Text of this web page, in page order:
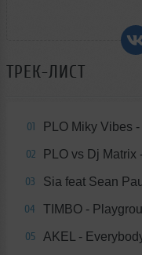
ТРЕК-ЛИСТ
01 PLO Miky Vibes
02 PLO vs Dj
03 Sia feat Sean
04 TIMBO -
05 AKEL -